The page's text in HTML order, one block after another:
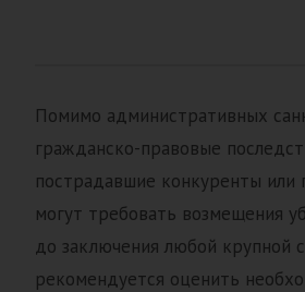
Помимо административных
гражданско-правовые
пострадавшие конкуренты или
могут требовать возмещения
до заключения любой крупной
рекомендуется оценить